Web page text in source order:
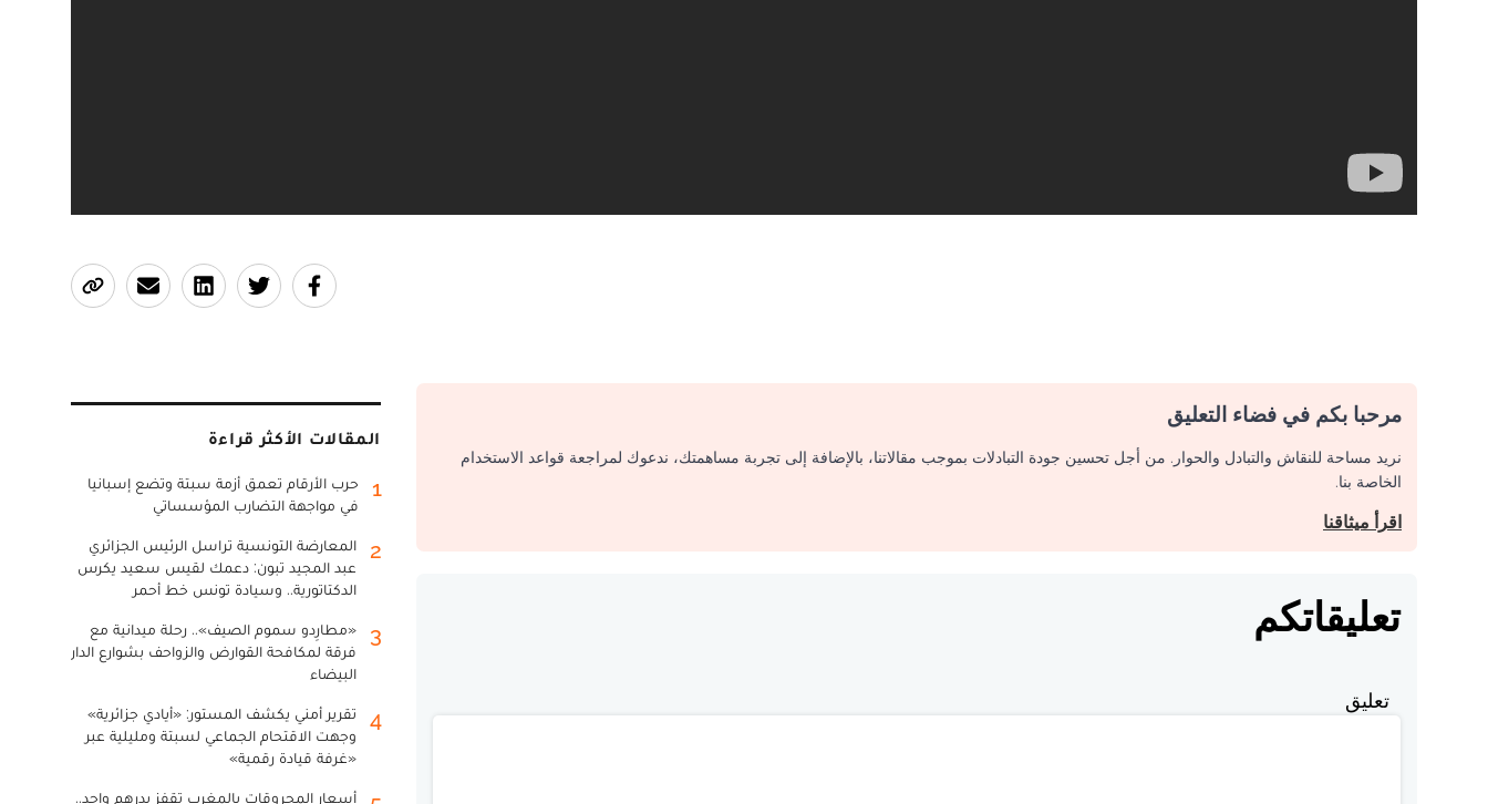
مرحبا بكم في فضاء التعليق
نريد مساحة للنقاش والتبادل والحوار. من أجل تحسين جودة التبادلات بموجب مقالاتنا، بالإضافة إلى تجربة مساهمتك، ندعوك لمراجعة قواعد الاستخدام
الخاصة بنا.
اقرأ ميثاقنا
تعليقاتكم
تعليق
المقالات الأكثر قراءة
1
حرب الأرقام تعمق أزمة سبتة وتضع إسبانيا
في مواجهة التضارب المؤسساتي
2
المعارضة التونسية تراسل الرئيس الجزائري
عبد المجيد تبون: دعمك لقيس سعيد يكرس
الدكتاتورية.. وسيادة تونس خط أحمر
3
«مطارِدو سموم الصيف».. رحلة ميدانية مع
فرقة لمكافحة القوارض والزواحف بشوارع الدار
البيضاء
4
تقرير أمني يكشف المستور: «أيادي جزائرية»
وجهت الاقتحام الجماعي لسبتة ومليلية عبر
«غرفة قيادة رقمية»
أسعار المحروقات بالمغرب تقفز بدرهم واحد..